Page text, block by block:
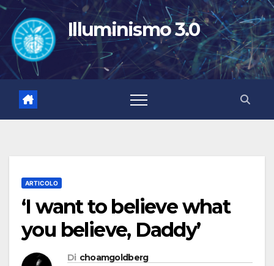
Salta
contenuto
Illuminismo 3.0
ARTICOLO
‘I want to believe what
you believe, Daddy’
Di choamgoldberg